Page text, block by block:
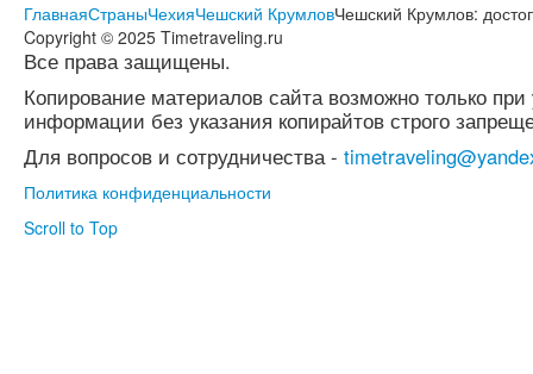
ГлавнаяСтраныЧехияЧешский КрумловЧешский Крумлов:
Copyright © 2025 Timetraveling.ru
Все права защищены.
Копирование материалов сайта возможно только
информации без указания копирайтов строго
Для вопросов и сотрудничества -
Политика конфиденциальности
Scroll to Top